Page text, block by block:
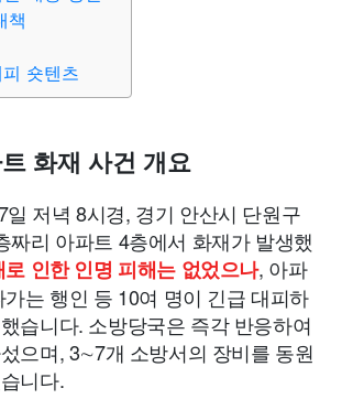
책
숏텐츠
화재 사건 개요
일 저녁 8시경, 경기 안산시 단원구
짜리 아파트 4층에서 화재가 발생했
로 인한 인명 피해는 없었으나, 아파
가는 행인 등 10여 명이 긴급 대피하
습니다. 소방당국은 즉각 반응하여
으며, 3∼7개 소방서의 장비를 동원
니다.